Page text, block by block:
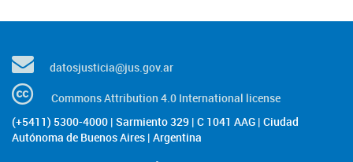
datosjusticia@jus.gov.ar
Commons Attribution 4.0 International license
(+5411) 5300-4000 | Sarmiento 329 | C 1041 AAG | Ciudad
Autónoma de Buenos Aires | Argentina